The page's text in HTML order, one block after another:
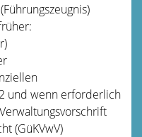
Führungszeugnis)
und wenn erforderlich
(GüKVwV)